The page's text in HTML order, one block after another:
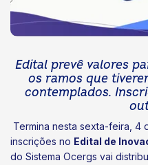
Edital prevê valores
os ramos que
contemplados.
Termina nesta sexta-feira, 4
inscrições no Edital de
do Sistema Ocergs vai